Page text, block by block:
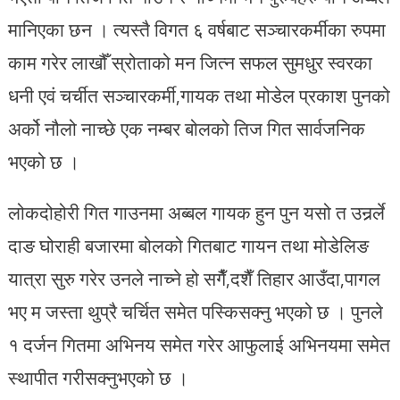
मानिएका छन । त्यस्तै विगत ६ वर्षबाट सञ्चारकर्मीका रुपमा
काम गरेर लाखौँ स्रोताको मन जित्न सफल सुमधुर स्वरका
धनी एवं चर्चीत सञ्चारकर्मी,गायक तथा मोडेल प्रकाश पुनको
अर्को नौलो नाच्छे एक नम्बर बोलको तिज गित सार्वजनिक
भएको छ ।
लोकदोहोरी गित गाउनमा अब्बल गायक हुन पुन यसो त उनर्र्र्र्ले
दाङ घोराही बजारमा बोलको गितबाट गायन तथा मोडेलिङ
यात्रा सुरु गरेर उनले नाच्ने हो सगैँ,दशैँ तिहार आउँदा,पागल
भए म जस्ता थुप्रै चर्चित समेत पस्किसक्नु भएको छ । पुनले
१ दर्जन गितमा अभिनय समेत गरेर आफुलाई अभिनयमा समेत
स्थापीत गरीसक्नुभएको छ ।